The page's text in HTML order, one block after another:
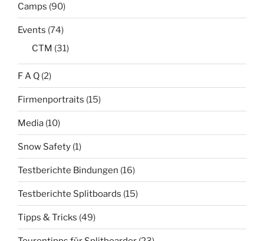
Camps (90)
Events (74)
CTM (31)
F A Q (2)
Firmenportraits (15)
Media (10)
Snow Safety (1)
Testberichte Bindungen (16)
Testberichte Splitboards (15)
Tipps & Tricks (49)